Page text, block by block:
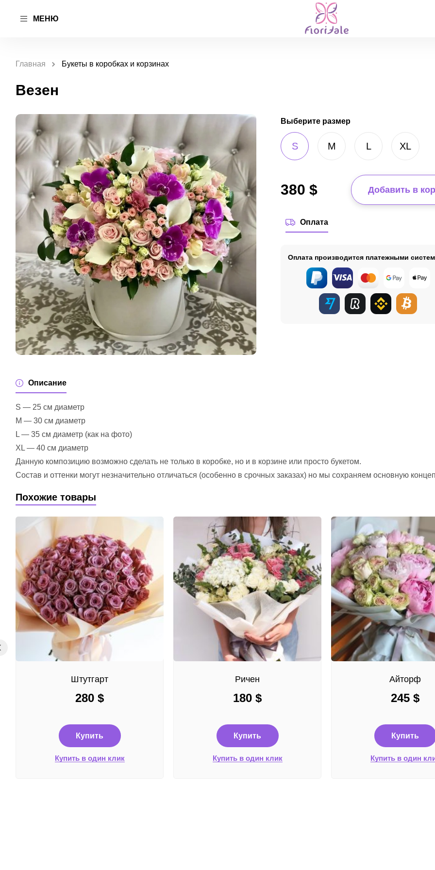
МЕНЮ
Главная Букеты в коробках и корзинах
Везен
Выберите размер
S M L XL
380 $ Добавить в
Оплата
Оплата производится платежными
Описание
S — 25 см диаметр
M — 30 см диаметр
L — 35 см диаметр (как на фото)
XL — 40 см диаметр
Данную композицию возможно сделать не только в коробке, но и в корзине или просто букетом.
Состав и оттенки могут незначительно отличаться (особенно в срочных заказах) но мы сохраняем основную
Похожие товары
Штутгарт
280 $
Купить
Купить в один клик
Ричен
180 $
Купить
Купить в один клик
Айторф
245 $
Купить
Купить в один